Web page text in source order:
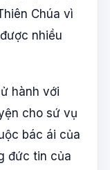
Chúa vì
nhiều
hành với
cho sứ vụ
bác ái của
đức tin của